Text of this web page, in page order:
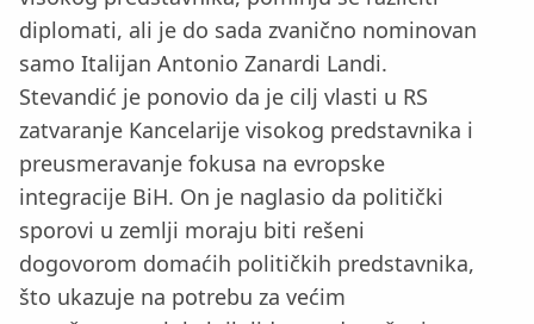
diplomati, ali je do sada zvanično nominovan
samo Italijan Antonio Zanardi Landi.
Stevandić je ponovio da je cilj vlasti u RS
zatvaranje Kancelarije visokog predstavnika i
preusmeravanje fokusa na evropske
integracije BiH. On je naglasio da politički
sporovi u zemlji moraju biti rešeni
dogovorom domaćih političkih predstavnika,
što ukazuje na potrebu za većim